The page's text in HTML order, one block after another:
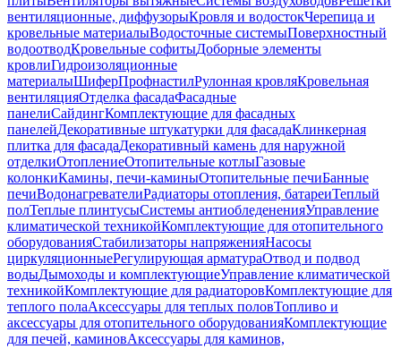
вентиляционные, диффузорыКровля и водостокЧерепица и
кровельные материалыВодосточные системыПоверхностный
водоотводКровельные софитыДоборные элементы
кровлиГидроизоляционные
материалыШиферПрофнастилРулонная кровляКровельная
вентиляцияОтделка фасадаФасадные
панелиСайдингКомплектующие для фасадных
панелейДекоративные штукатурки для фасадаКлинкерная
плитка для фасадаДекоративный камень для наружной
отделкиОтоплениеОтопительные котлыГазовые
колонкиКамины, печи-каминыОтопительные печиБанные
печиВодонагревателиРадиаторы отопления, батареиТеплый
полТеплые плинтусыСистемы антиобледененияУправление
климатической техникойКомплектующие для отопительного
оборудованияСтабилизаторы напряженияНасосы
циркуляционныеРегулирующая арматураОтвод и подвод
водыДымоходы и комплектующиеУправление климатической
техникойКомплектующие для радиаторовКомплектующие для
теплого полаАксессуары для теплых половТопливо и
аксессуары для отопительного оборудованияКомплектующие
для печей, каминовАксессуары для каминов,